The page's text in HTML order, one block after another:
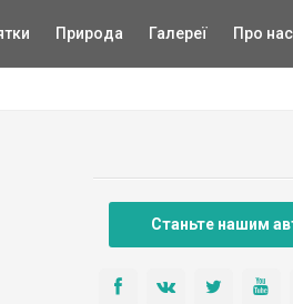
Природа Галереї Про нас
Станьте нашим